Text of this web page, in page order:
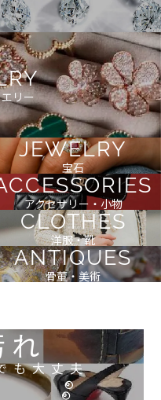
リー
JEWELRY
宝石
アクセサリー・小物
CLOTHES
洋服・靴
ANTIQUES
骨董・美術
れ
も大丈夫